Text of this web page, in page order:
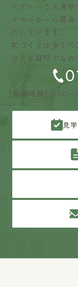
モデルハウス見
クセルホーム福
内しています。
家づくりは多く
小さな疑問でも
[営業時間] 9:00
見